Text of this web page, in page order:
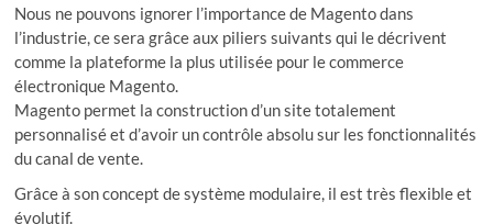
Nous ne pouvons ignorer l’importance de Magento dans
l’industrie, ce sera grâce aux piliers suivants qui le décrivent
comme la plateforme la plus utilisée pour le commerce
électronique Magento.
Magento permet la construction d’un site totalement
personnalisé et d’avoir un contrôle absolu sur les fonctionnalités
du canal de vente.
Grâce à son concept de système modulaire, il est très flexible et
évolutif.